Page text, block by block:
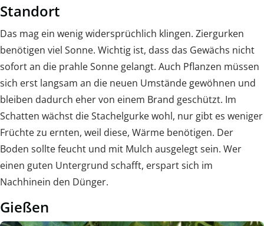
Standort
Das mag ein wenig widersprüchlich klingen. Ziergurken
benötigen viel Sonne. Wichtig ist, dass das Gewächs nicht
sofort an die prahle Sonne gelangt. Auch Pflanzen müssen
sich erst langsam an die neuen Umstände gewöhnen und
bleiben dadurch eher von einem Brand geschützt. Im
Schatten wächst die Stachelgurke wohl, nur gibt es weniger
Früchte zu ernten, weil diese, Wärme benötigen. Der
Boden sollte feucht und mit Mulch ausgelegt sein. Wer
einen guten Untergrund schafft, erspart sich im
Nachhinein den Dünger.
Gießen